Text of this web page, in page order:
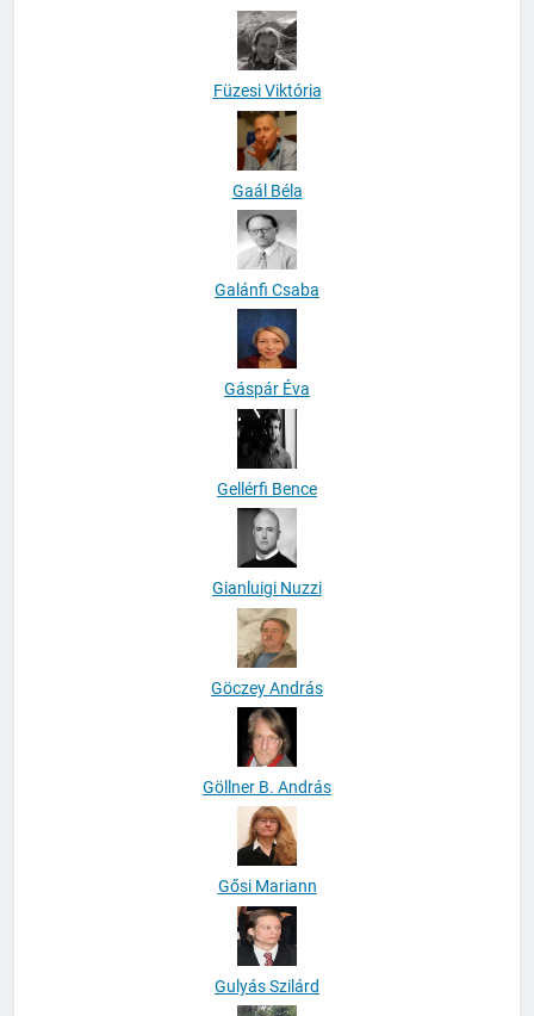
Füzesi Viktória
Gaál Béla
Galánfi Csaba
Gáspár Éva
Gellérfi Bence
Gianluigi Nuzzi
Göczey András
Göllner B. András
Gősi Mariann
Gulyás Szilárd